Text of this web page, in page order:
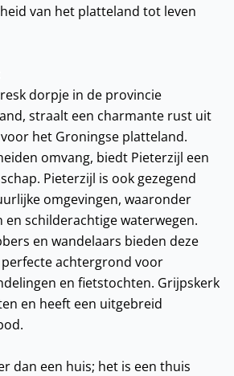
van het platteland tot leven
dorpje in de provincie
straalt een charmante rust uit
het Groningse platteland.
omvang, biedt Pieterzijl een
Pieterzijl is ook gezegend
omgevingen, waaronder
en schilderachtige waterwegen.
en wandelaars bieden deze
achtergrond voor
en fietstochten. Grijpskerk
en heeft een uitgebreid
dan een huis; het is een thuis